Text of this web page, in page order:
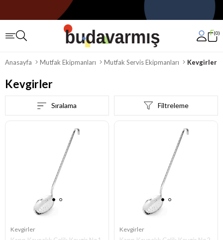
0
Anasayfa Mutfak Ekipmanları Mutfak Servis Ekipmanları Kevgirler
Kevgirler
Filtreleme
Sıralama
Kevgirler Kevgirler